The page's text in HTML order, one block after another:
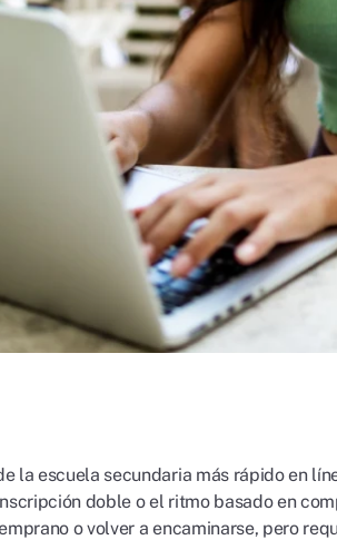
la escuela secundaria más rápido en
doble o el ritmo basado en
o volver a encaminarse, pero